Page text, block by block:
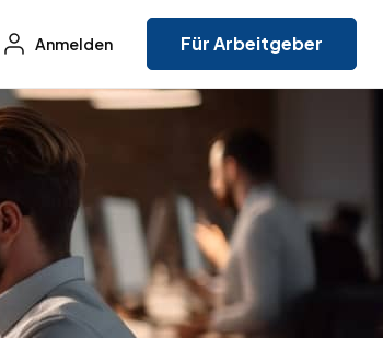
Anmelden Für Arbeitgeber